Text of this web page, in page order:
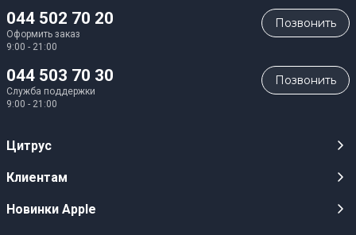
044 502 70 20
Оформить заказ
9:00 - 21:00
Позвонить
044 503 70 30
Служба поддержки
9:00 - 21:00
Позвонить
Цитрус
Карьера
Клиентам
Публичные оферты
Новинки Apple